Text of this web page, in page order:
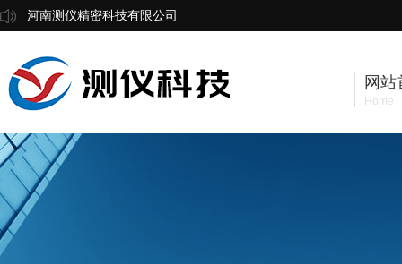
河南测仪精密科技有限公司
网站
Home